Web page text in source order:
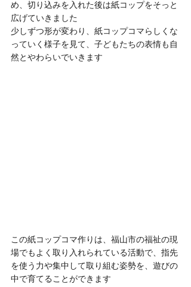
め、切り込みを入れた後は紙コップをそっと
広げていきました
少しずつ形が変わり、紙コップコマらしくな
っていく様子を見て、子どもたちの表情も自
然とやわらいでいきます
この紙コップコマ作りは、福山市の福祉の現
場でもよく取り入れられている活動で、指先
を使う力や集中して取り組む姿勢を、遊びの
中で育てることができます